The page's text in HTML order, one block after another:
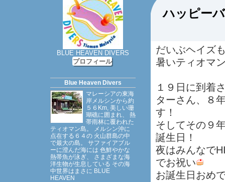
ハッピー
だいぶヘイズ
暑いティオマ
１９日に到着
ターさん、８
す！
そしてその９
誕生日！
夜はみんなで
でお祝い
お誕生日おめ
BLUE HEAVEN DIVERS
プロフィール
Blue Heaven Divers
マレーシアの東海
岸メルシンから約
５６Km, 美しい珊
瑚礁に囲まれ、 熱
帯雨林に覆われた
ティオマン島。 メルシン沖に
点在する６４の 火山群島の中
で最大の島。 サファイアブル
ーに澄んだ海には 色鮮やかな
熱帯魚が泳ぎ、 さまざまな海
洋生物が生息している その海
中世界はまさに BLUE
HEAVEN